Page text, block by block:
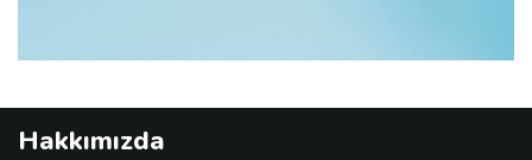
Hakkımızda